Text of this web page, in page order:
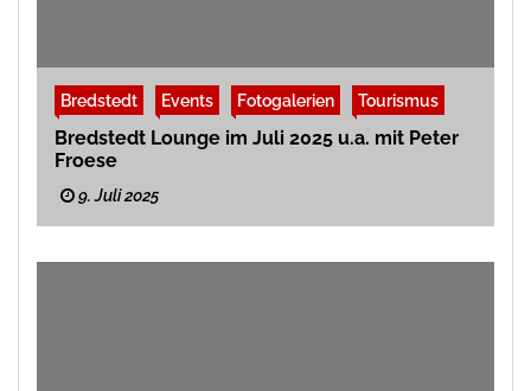
Bredstedt Events Fotogalerien Tourismus
Bredstedt Lounge im Juli 2025 u.a. mit Peter
Froese
9. Juli 2025